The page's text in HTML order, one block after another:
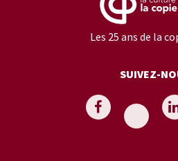
Les 25 ans de la
SUIVEZ-